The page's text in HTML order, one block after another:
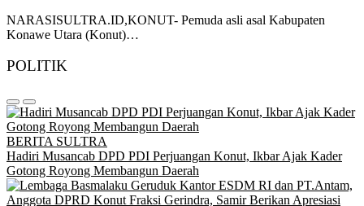
NARASISULTRA.ID,KONUT- Pemuda asli asal Kabupaten
Konawe Utara (Konut)…
POLITIK
BERITA SULTRA
Hadiri Musancab DPD PDI Perjuangan Konut, Ikbar Ajak Kader
Gotong Royong Membangun Daerah